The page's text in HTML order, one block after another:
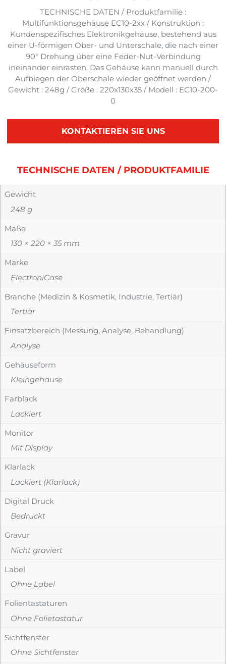
TECHNISCHE DATEN / Produktfamilie :
Multifunktionsgehäuse EC10-2xx / Konstruktion :
Kundenspezifisches Elektronikgehäuse, bestehend aus
einer U-förmigen Ober- und Unterschale, die nach einer
90° Drehung über eine Feder-Nut-Verbindung
ineinander einrasten. Das Gehäuse kann manuell durch
Aufbiegen der Oberschale wieder geöffnet werden /
Gewicht : 248g / Größe : 220x130x35 / Modell : EC10-200-
0
KONTAKTIEREN SIE UNS
TECHNISCHE DATEN / PRODUKTFAMILIE
Gewicht
248 g
Maße
130 × 220 × 35 mm
Marke
ElectroniCase
Branche (Medizin & Kosmetik, Industrie, Tertiär)
Tertiär
Einsatzbereich (Messung, Analyse, Behandlung)
Analyse
Gehäuseform
Kleingehäuse
Farblack
Lackiert
Monitor
Mit Display
Klarlack
Lackiert (Klarlack)
Digital Druck
Bedruckt
Gravur
Nicht graviert
Label
Ohne Label
Folientastaturen
Ohne Folietastatur
Sichtfenster
Ohne Sichtfenster